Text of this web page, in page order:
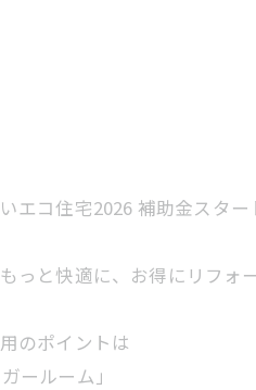
エコ住宅2026 補助金スタ
っと快適に、お得にリフォ
のポイントは
ールーム」